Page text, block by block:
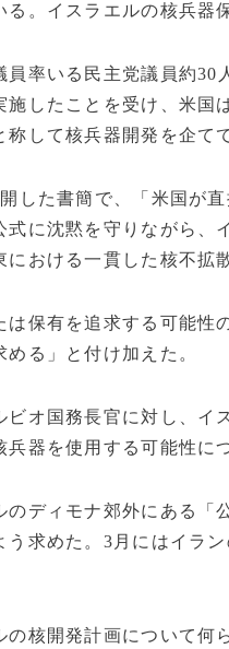
。イスラエルの核兵器
員率いる民主党議員約
施したことを受け、米
して核兵器開発を企て
した書簡で、「米国が
式に沈黙を守りながら
おける一貫した核不拡
は保有を追求する可能
る」と付け加えた。
ビオ国務長官に対し、
器を使用する可能性に
のディモナ郊外にある「
う求めた。3月にはイラ
の核開発計画について